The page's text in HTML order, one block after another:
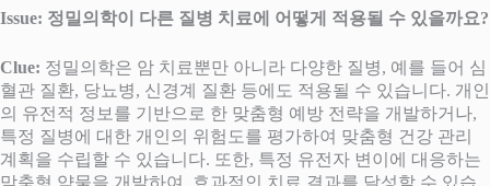
Issue: 정밀의학이 다른 질병 치료에 어떻게 적용될 수 있을까요?
Clue: 정밀의학은 암 치료뿐만 아니라 다양한 질병, 예를 들어 심
혈관 질환, 당뇨병, 신경계 질환 등에도 적용될 수 있습니다. 개인
의 유전적 정보를 기반으로 한 맞춤형 예방 전략을 개발하거나,
특정 질병에 대한 개인의 위험도를 평가하여 맞춤형 건강 관리
계획을 수립할 수 있습니다. 또한, 특정 유전자 변이에 대응하는
맞춤형 약물을 개발하여, 효과적인 치료 결과를 달성할 수 있습